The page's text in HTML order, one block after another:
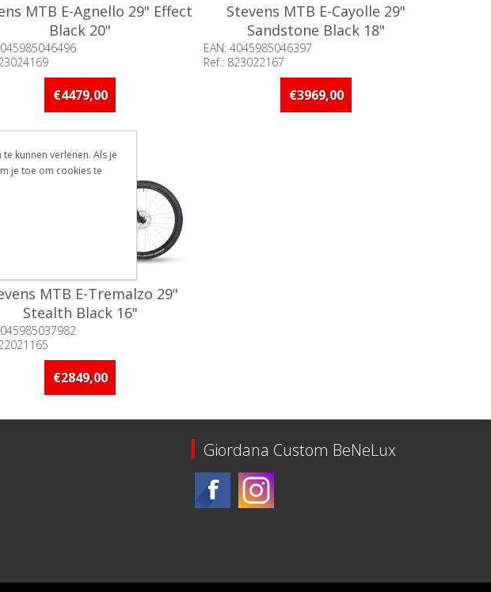
MTB E-Agnello 29" Effect
Black 20"
Minder dan 5 stuks
€4479,00
Stevens MTB E-Cayolle 29"
Sandstone Black 18"
EAN: 4045985046397
Ref.: 823022167
Beschikbaarheid:: Minder dan 5 stuks
€3969,00
MTB E-Tremalzo 29"
Stealth Black 16"
Minder dan 5 stuks
€2849,00
Giordana Custom BeNeLux
kunnen verlenen. Als je
je toe om cookies te